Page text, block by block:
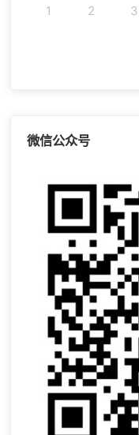
1 2 3
微信公众号